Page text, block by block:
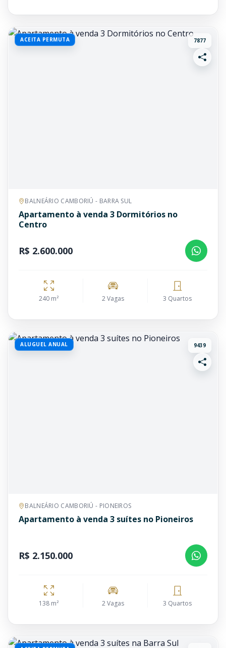
ACEITA PERMUTA 7877
BALNEÁRIO CAMBORIÚ - BARRA SUL
Apartamento à venda 3 Dormitórios no
Centro
R$ 2.600.000
240 m² 2 Vagas 3 Quartos
ALUGUEL ANUAL 9439
BALNEÁRIO CAMBORIÚ - PIONEIROS
Apartamento à venda 3 suítes no Pioneiros
R$ 2.150.000
138 m² 2 Vagas 3 Quartos